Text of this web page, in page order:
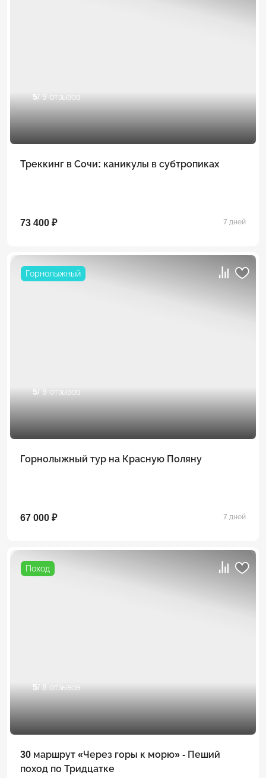
5/ 9 отзывов
Треккинг в Сочи: каникулы в субтропиках
73 400 ₽ 7 дней
Горнолыжный
5/ 9 отзывов
Горнолыжный тур на Красную Поляну
67 000 ₽ 7 дней
Поход
5/ 8 отзывов
30 маршрут «Через горы к морю» - Пеший
поход по Тридцатке